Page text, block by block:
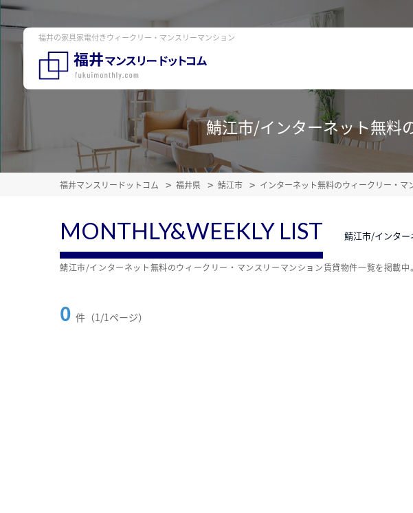
福井の家具家電付きウィークリー・マンスリーマンション
鯖江市/インターネット無料
福井マンスリードットコム 福井県 鯖江市 インターネット無料のウィークリー・マ
MONTHLY&WEEKLY LIST 鯖江市/インタ
0 件（1/1ページ）
鯖江市/インターネット無料のウィークリー・マンスリーマンション賃貸物件一覧を掲載